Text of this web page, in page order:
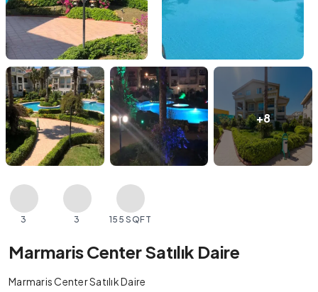
+8
3 3 155 SQFT
Marmaris Center Satılık Daire
Marmaris Center Satılık Daire